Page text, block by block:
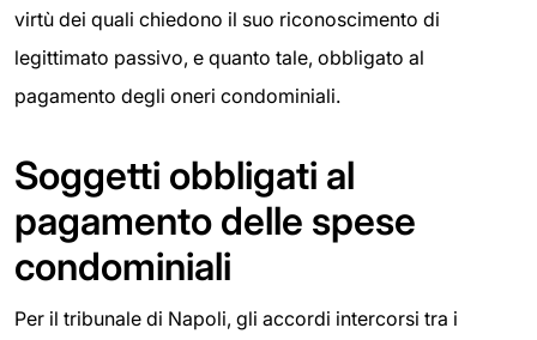
virtù dei quali chiedono il suo riconoscimento di
legittimato passivo, e quanto tale, obbligato al
pagamento degli oneri condominiali.
Soggetti obbligati al
pagamento delle spese
condominiali
Per il tribunale di Napoli, gli accordi intercorsi tra i